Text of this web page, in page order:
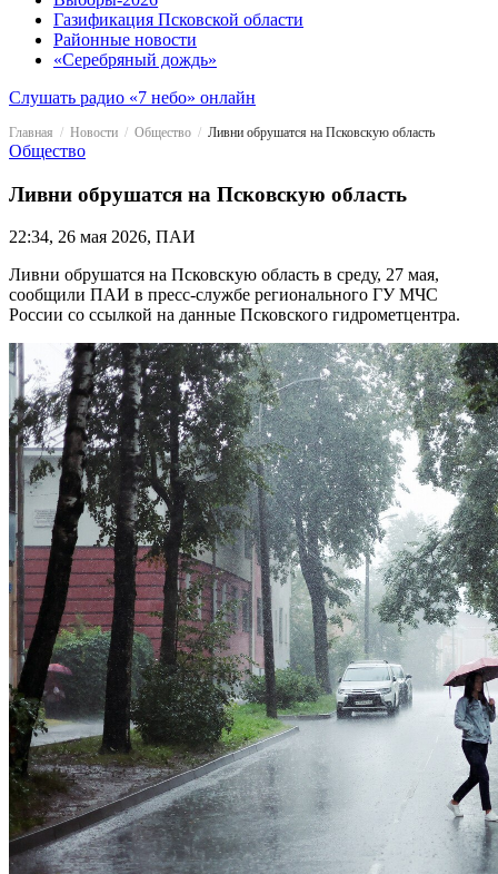
Газификация Псковской области
Районные новости
«Серебряный дождь»
Слушать радио «7 небо» онлайн
Главная Новости Общество Ливни обрушатся на Псковскую область
Общество
Ливни обрушатся на Псковскую область
22:34, 26 мая 2026, ПАИ
Ливни обрушатся на Псковскую область в среду, 27 мая,
сообщили ПАИ в пресс-службе регионального ГУ МЧС
России со ссылкой на данные Псковского гидрометцентра.